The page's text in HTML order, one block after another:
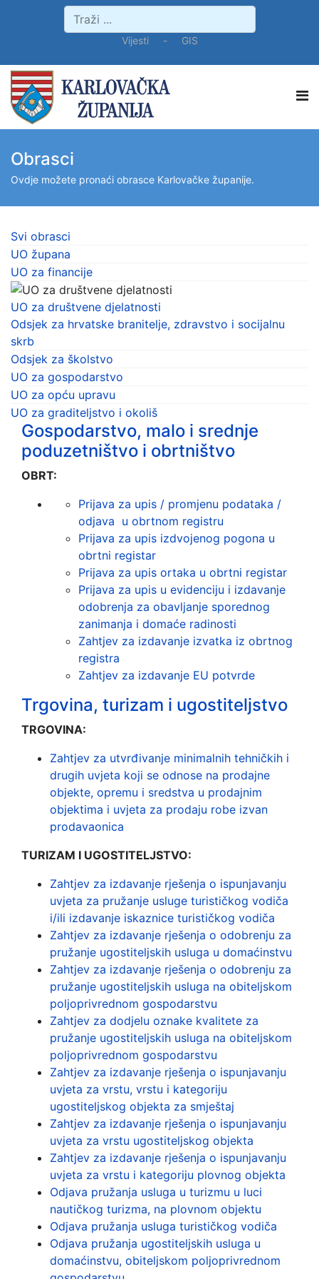
Vijesti- GIS
Obrasci
Ovdje možete pronaći obrasce Karlovačke županije.
Svi obrasci
UO župana
UO za financije
UO za društvene djelatnosti
Odsjek za hrvatske branitelje, zdravstvo i socijalnu
skrb
Odsjek za školstvo
UO za gospodarstvo
UO za opću upravu
UO za graditeljstvo i okoliš
Gospodarstvo, malo i srednje
poduzetništvo i obrtništvo
OBRT:
Prijava za upis / promjenu podataka /
odjava u obrtnom registru
Prijava za upis izdvojenog pogona u
obrtni registar
Prijava za upis ortaka u obrtni registar
Prijava za upis u evidenciju i izdavanje
odobrenja za obavljanje sporednog
zanimanja i domaće radinosti
Zahtjev za izdavanje izvatka iz obrtnog
registra
Zahtjev za izdavanje EU potvrde
Trgovina, turizam i ugostiteljstvo
TRGOVINA:
Zahtjev za utvrđivanje minimalnih tehničkih i
drugih uvjeta koji se odnose na prodajne
objekte, opremu i sredstva u prodajnim
objektima i uvjeta za prodaju robe izvan
prodavaonica
TURIZAM I UGOSTITELJSTVO:
Zahtjev za izdavanje rješenja o ispunjavanju
uvjeta za pružanje usluge turističkog vodiča
i/ili izdavanje iskaznice turističkog vodiča
Zahtjev za izdavanje rješenja o odobrenju za
pružanje ugostiteljskih usluga u domaćinstvu
Zahtjev za izdavanje rješenja o odobrenju za
pružanje ugostiteljskih usluga na obiteljskom
poljoprivrednom gospodarstvu
Zahtjev za dodjelu oznake kvalitete za
pružanje ugostiteljskih usluga na obiteljskom
poljoprivrednom gospodarstvu
Zahtjev za izdavanje rješenja o ispunjavanju
uvjeta za vrstu, vrstu i kategoriju
ugostiteljskog objekta za smještaj
Zahtjev za izdavanje rješenja o ispunjavanju
uvjeta za vrstu ugostiteljskog objekta
Zahtjev za izdavanje rješenja o ispunjavanju
uvjeta za vrstu i kategoriju plovnog objekta
Odjava pružanja usluga u turizmu u luci
nautičkog turizma, na plovnom objektu
Odjava pružanja usluga turističkog vodiča
Odjava pružanja ugostiteljskih usluga u
domaćinstvu, obiteljskom poljoprivrednom